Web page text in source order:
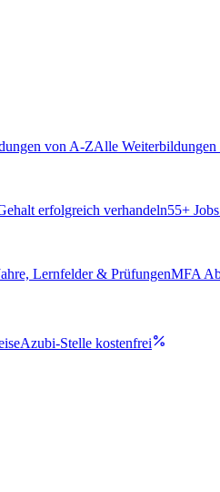
von A-ZAlle
erfolgreich verhandeln55+
Lernfelder & PrüfungenMFA
Azubi-Stelle kostenfrei